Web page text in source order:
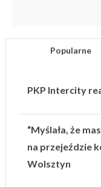
Popularne
PKP Intercity
“Myślała, że
na przejeździe
Wolsztyn